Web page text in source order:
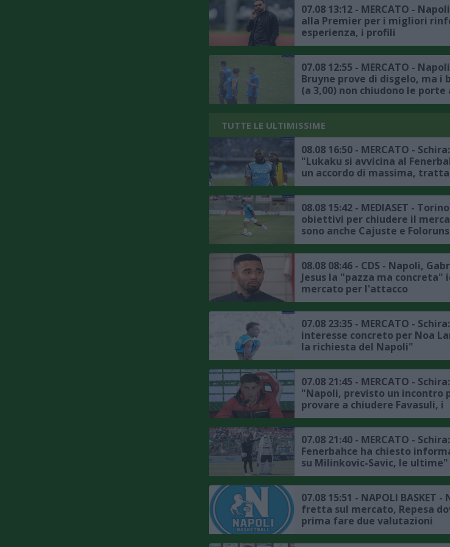
07.08 13:12 - MERCATO -
alla Premier per i migliori
esperienza, i profili
07.08 12:55 - MERCATO -
Bruyne prove di disgelo, ma i
(a 3,00) non chiudono le porte
trasferimento
TUTTE LE ULTIMISSIME
08.08 16:50 - MERCATO - Schira:
"Lukaku si avvicina al
un accordo di massima,
avanzata tra il club turco e il
08.08 15:42 - MEDIASET -
obiettivi per chiudere il
sono anche Cajuste e
08.08 08:46 - CDS - Napoli,
Jesus la "pazza ma concreta"
mercato per l'attacco
07.08 23:35 - MERCATO -
interesse concreto per Noa
la richiesta del Napoli"
07.08 21:45 - MERCATO - Schira:
"Napoli, previsto un incontro
provare a chiudere Favasuli, i
dettagli"
07.08 21:40 - MERCATO -
Fenerbahce ha chiesto
su Milinkovic-Savic, le ultime"
07.08 15:51 - NAPOLI BASKET -
fretta sul mercato, Repesa
prima fare due valutazioni